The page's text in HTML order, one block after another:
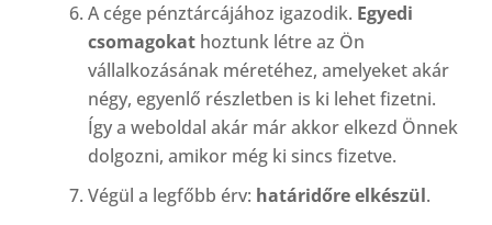
A cége pénztárcájához igazodik. Egyedi
csomagokat hoztunk létre az Ön
vállalkozásának méretéhez, amelyeket akár
négy, egyenlő részletben is ki lehet fizetni.
Így a weboldal akár már akkor elkezd Önnek
dolgozni, amikor még ki sincs fizetve.
Végül a legfőbb érv: határidőre elkészül.